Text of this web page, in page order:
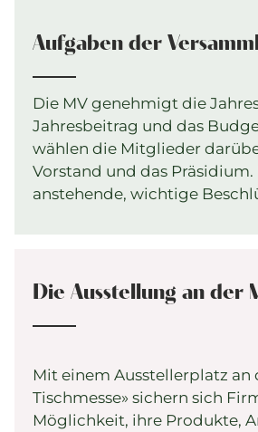
Aufgaben der
Die MV genehmigt die
Jahresbeitrag und das
wählen die Mitglieder
Vorstand und das Präsidium.
anstehende, wichtige
Die Ausstellung an der
Mit einem Ausstellerplatz an
Tischmesse» sichern sich
Möglichkeit, ihre Produkte,